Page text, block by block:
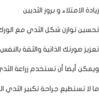
الامتلاء و بروز الثديين
توازن شكل الثدي مع الورك
صورتك الذاتية والثقة بالنفس
أيضا أن تستخدم زراعة الثدي
تستطيع جراحة تكبير الثدي